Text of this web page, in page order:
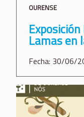
OURENSE
Lamas en
Fecha: 30/06/